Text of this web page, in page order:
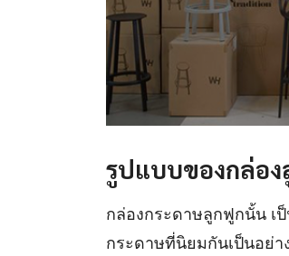
รูปแบบของกล่อ
กล่องกระดาษลูกฟูกนั้น เ
กระดาษที่นิยมกันเป็นอย่